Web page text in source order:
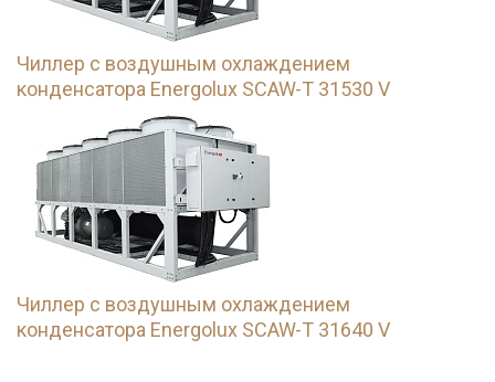
Чиллер с воздушным охлаждением
конденсатора Energolux SCAW-T 31530 V
Чиллер с воздушным охлаждением
конденсатора Energolux SCAW-T 31640 V